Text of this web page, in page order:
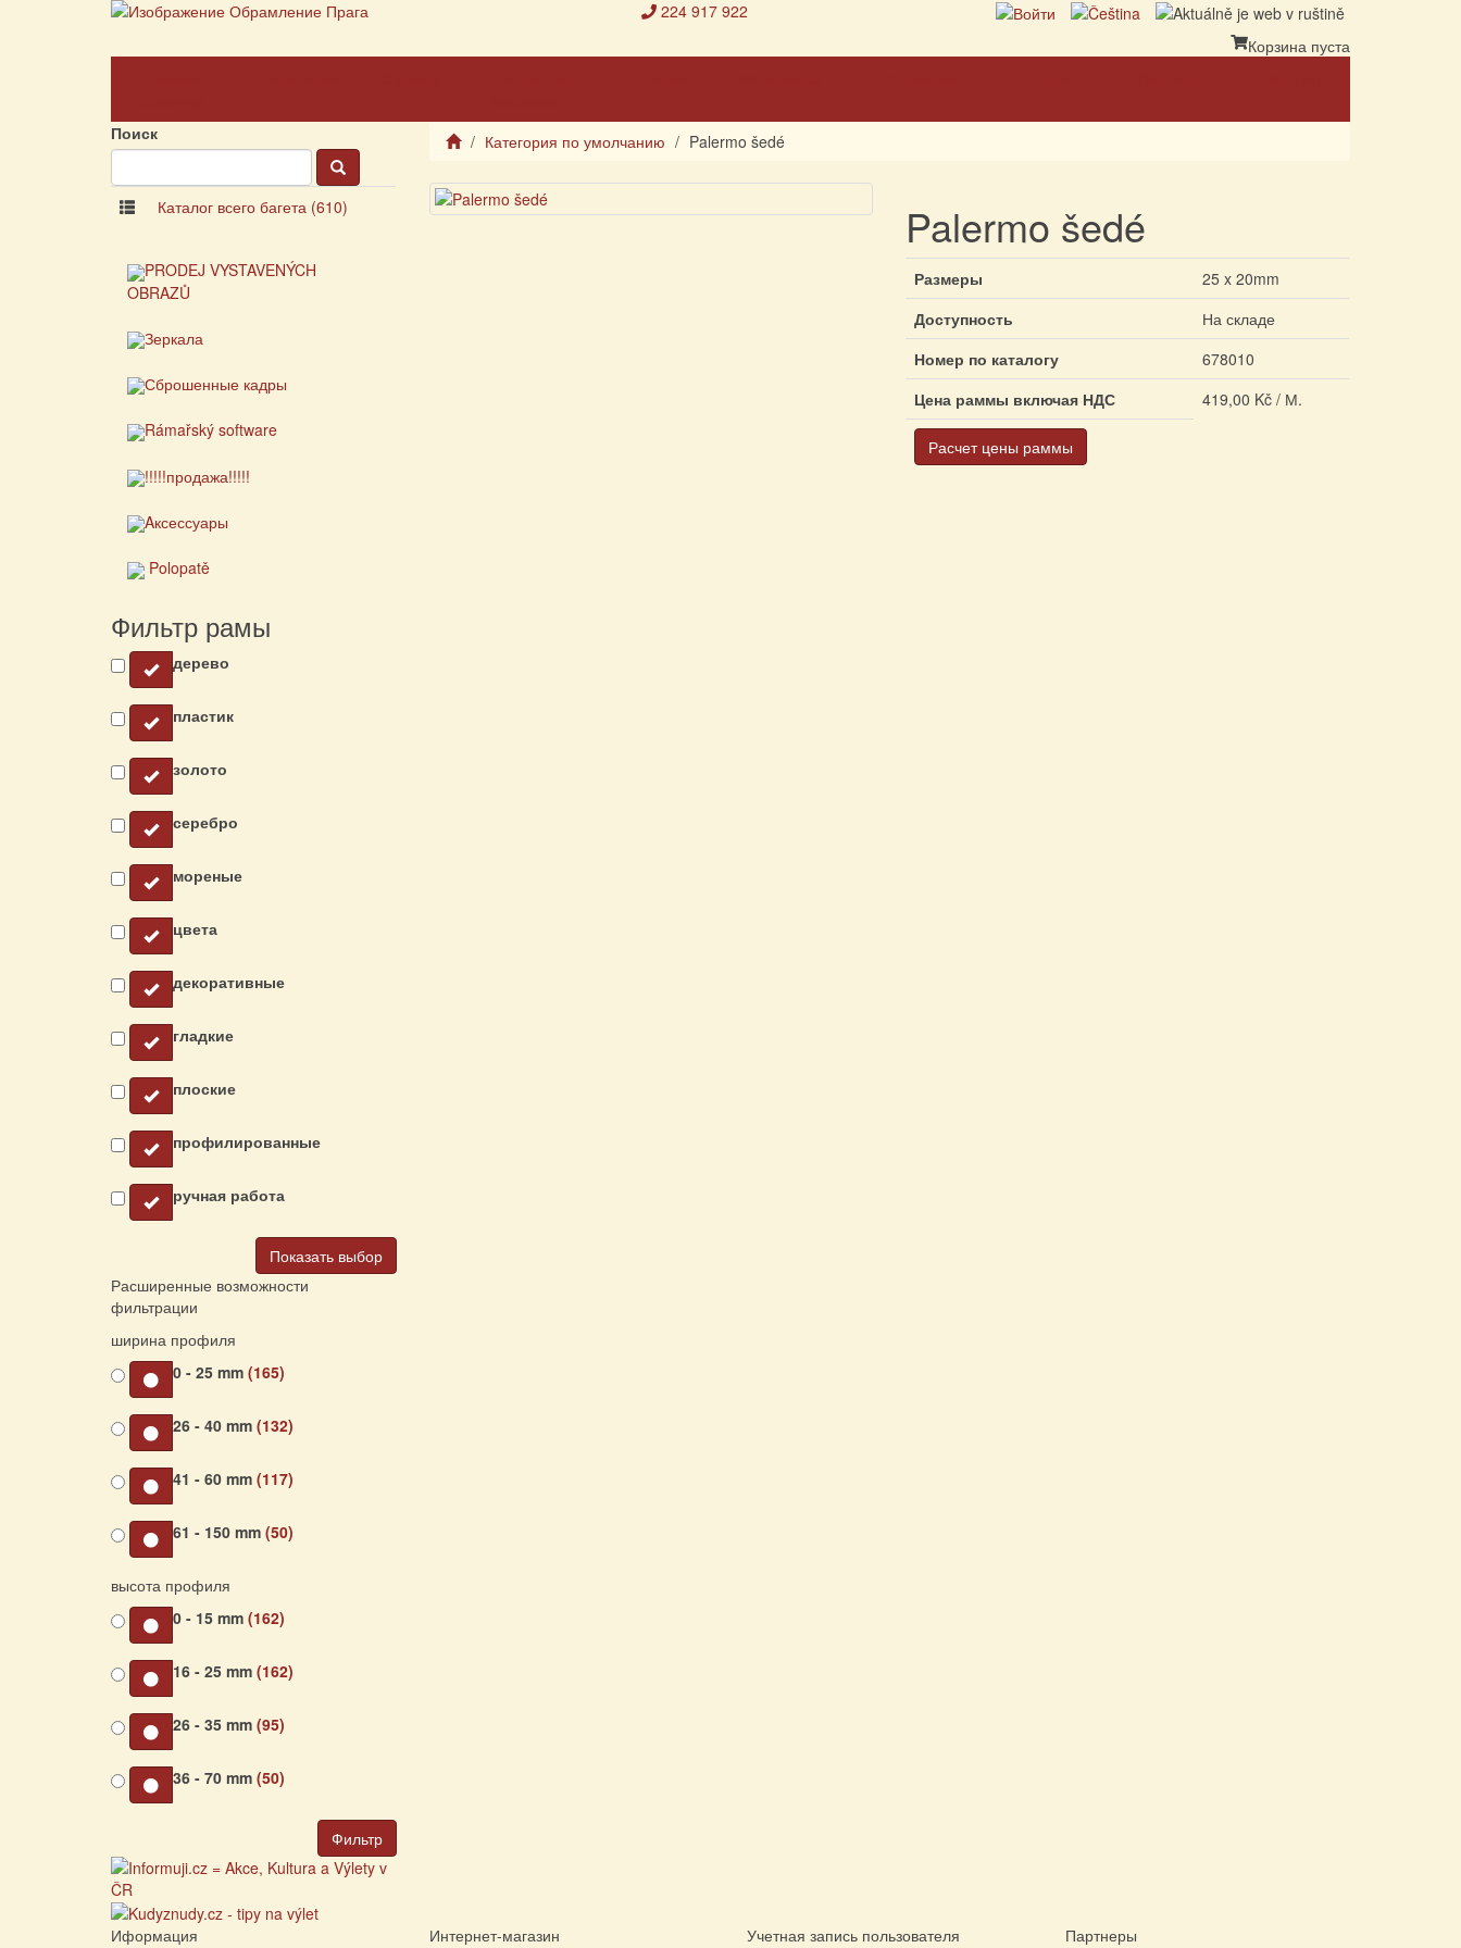
224 917 922
Корзина пуста
Поиск
Каталог всего багета (610)
PRODEJ VYSTAVENÝCH
OBRAZŮ
Зеркала
Сброшенные кадры
Rámařský software
!!!!!продажа!!!!!
Aксессуары
Polopatě
Фильтр рамы
дерево
пластик
золото
серебро
мореные
цвета
декоративные
гладкие
плоские
профилированные
ручная работа
Показать выбор
Расширенные возможности
фильтрации
ширина профиля
0 - 25 mm (165)
26 - 40 mm (132)
41 - 60 mm (117)
61 - 150 mm (50)
высота профиля
0 - 15 mm (162)
16 - 25 mm (162)
26 - 35 mm (95)
36 - 70 mm (50)
Фильтр
Категория по умолчанию Palermo šedé
Palermo šedé
Размеры
25 x 20mm
Доступность
На складе
Номер по каталогу
678010
Цена раммы включая НДС
419,00 Kč / М.
Расчет цены раммы
Иформация Интернет-магазин Учетная запись пользователя Партнеры